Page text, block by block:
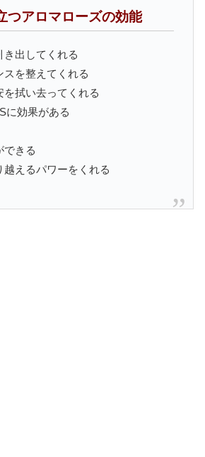
つアロマローズの効能
き出してくれる
スを整えてくれる
を拭い去ってくれる
に効果がある
できる
越えるパワーをくれる